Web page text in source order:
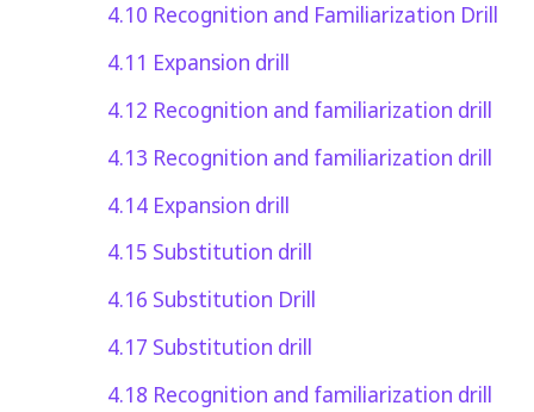
4.10 Recognition and Familiarization Drill
4.11 Expansion drill
4.12 Recognition and familiarization drill
4.13 Recognition and familiarization drill
4.14 Expansion drill
4.15 Substitution drill
4.16 Substitution Drill
4.17 Substitution drill
4.18 Recognition and familiarization drill